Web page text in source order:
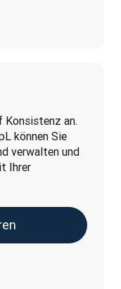
Konsistenz an.
können Sie
verwalten und
Ihrer